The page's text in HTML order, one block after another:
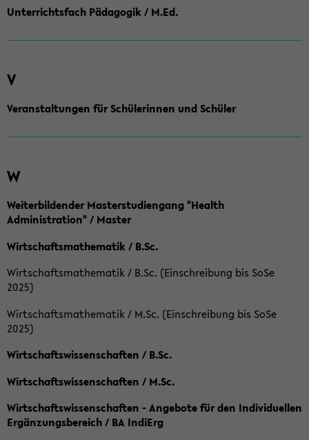
Unterrichtsfach Pädagogik / M.Ed.
V
Veranstaltungen für Schülerinnen und Schüler
W
Weiterbildender Masterstudiengang "Health
Administration" / Master
Wirtschaftsmathematik / B.Sc.
Wirtschaftsmathematik / B.Sc. (Einschreibung bis SoSe
2025)
Wirtschaftsmathematik / M.Sc. (Einschreibung bis SoSe
2025)
Wirtschaftswissenschaften / B.Sc.
Wirtschaftswissenschaften / M.Sc.
Wirtschaftswissenschaften - Angebote für den Individuellen
Ergänzungsbereich / BA IndiErg